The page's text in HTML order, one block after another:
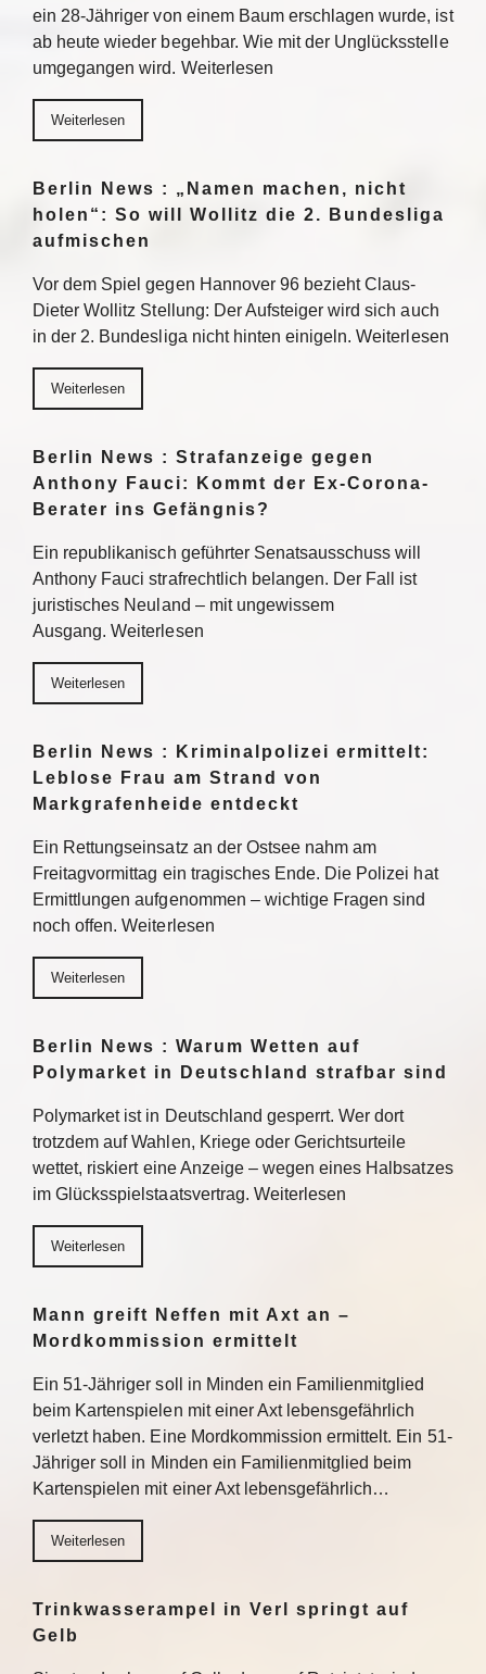
ein 28-Jähriger von einem Baum erschlagen wurde, ist
ab heute wieder begehbar. Wie mit der Unglücksstelle
umgegangen wird. Weiterlesen
Weiterlesen
Berlin News : „Namen machen, nicht
holen“: So will Wollitz die 2. Bundesliga
aufmischen
Vor dem Spiel gegen Hannover 96 bezieht Claus-
Dieter Wollitz Stellung: Der Aufsteiger wird sich auch
in der 2. Bundesliga nicht hinten einigeln. Weiterlesen
Weiterlesen
Berlin News : Strafanzeige gegen
Anthony Fauci: Kommt der Ex-Corona-
Berater ins Gefängnis?
Ein republikanisch geführter Senatsausschuss will
Anthony Fauci strafrechtlich belangen. Der Fall ist
juristisches Neuland – mit ungewissem
Ausgang. Weiterlesen
Weiterlesen
Berlin News : Kriminalpolizei ermittelt:
Leblose Frau am Strand von
Markgrafenheide entdeckt
Ein Rettungseinsatz an der Ostsee nahm am
Freitagvormittag ein tragisches Ende. Die Polizei hat
Ermittlungen aufgenommen – wichtige Fragen sind
noch offen. Weiterlesen
Weiterlesen
Berlin News : Warum Wetten auf
Polymarket in Deutschland strafbar sind
Polymarket ist in Deutschland gesperrt. Wer dort
trotzdem auf Wahlen, Kriege oder Gerichtsurteile
wettet, riskiert eine Anzeige – wegen eines Halbsatzes
im Glücksspielstaatsvertrag. Weiterlesen
Weiterlesen
Mann greift Neffen mit Axt an –
Mordkommission ermittelt
Ein 51-Jähriger soll in Minden ein Familienmitglied
beim Kartenspielen mit einer Axt lebensgefährlich
verletzt haben. Eine Mordkommission ermittelt. Ein 51-
Jähriger soll in Minden ein Familienmitglied beim
Kartenspielen mit einer Axt lebensgefährlich…
Weiterlesen
Trinkwasserampel in Verl springt auf
Gelb